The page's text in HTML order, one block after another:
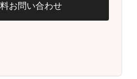
お問い合わせ